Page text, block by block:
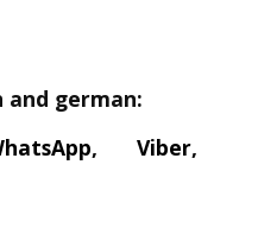
and german:
, Viber,